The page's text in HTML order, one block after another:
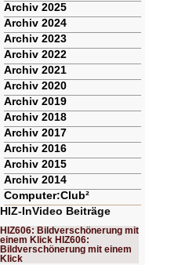
Archiv 2025
Archiv 2024
Archiv 2023
Archiv 2022
Archiv 2021
Archiv 2020
Archiv 2019
Archiv 2018
Archiv 2017
Archiv 2016
Archiv 2015
Archiv 2014
Computer:Club²
HIZ-InVideo Beiträge
HIZ606: Bildverschönerung mit
einem Klick HIZ606:
Bildverschönerung mit einem
Klick